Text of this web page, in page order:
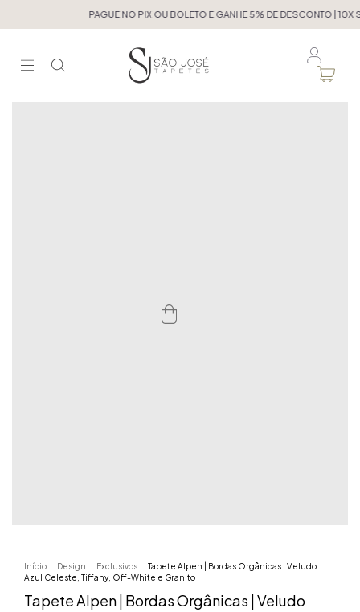
PAGUE NO PIX OU BOLETO E GANHE 5% DE DESCONTO | 10X
Início Design Exclusivos
Tapete Alpen | Bordas Orgânicas | Veludo
Azul Celeste, Tiffany, Off-White e Granito
Tapete Alpen | Bordas Orgânicas | Veludo